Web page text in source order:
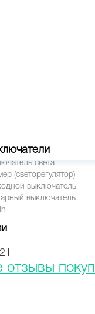
света
(светорегулятор)
выключатель
выключатель